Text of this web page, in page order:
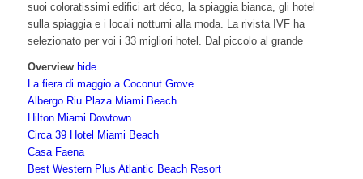
suoi coloratissimi edifici art déco, la spiaggia bianca, gli hotel
sulla spiaggia e i locali notturni alla moda. La rivista IVF ha
selezionato per voi i 33 migliori hotel. Dal piccolo al grande
Overview hide
La fiera di maggio a Coconut Grove
Albergo Riu Plaza Miami Beach
Hilton Miami Dowtown
Circa 39 Hotel Miami Beach
Casa Faena
Best Western Plus Atlantic Beach Resort